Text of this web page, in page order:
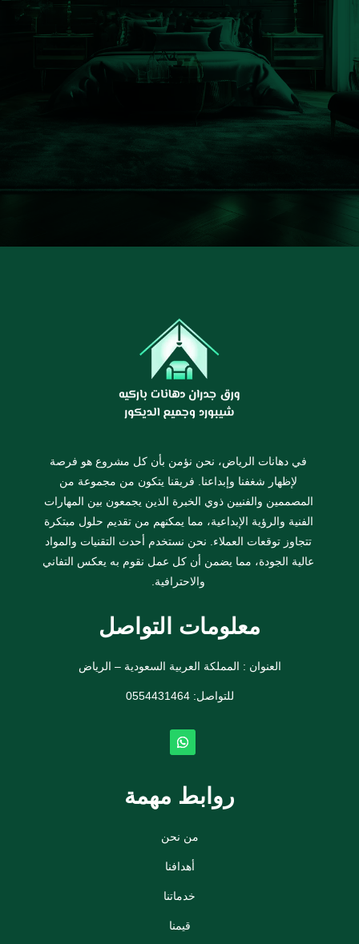
في دهانات الرياض، نحن نؤمن بأن كل مشروع هو فرصة
لإظهار شغفنا وإبداعنا. فريقنا يتكون من مجموعة من
المصممين والفنيين ذوي الخبرة الذين يجمعون بين المهارات
الفنية والرؤية الإبداعية، مما يمكنهم من تقديم حلول مبتكرة
تتجاوز توقعات العملاء. نحن نستخدم أحدث التقنيات والمواد
عالية الجودة، مما يضمن أن كل عمل نقوم به يعكس التفاني
والاحترافية.
معلومات التواصل
العنوان : المملكة العربية السعودية – الرياض
للتواصل: ⁦0554431464
روابط مهمة
من نحن
أهدافنا
خدماتنا
قيمنا